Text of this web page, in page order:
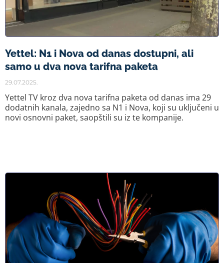
Yettel: N1 i Nova od danas dostupni, ali
samo u dva nova tarifna paketa
29.07.2025.
Yettel TV kroz dva nova tarifna paketa od danas ima 29
dodatnih kanala, zajedno sa N1 i Nova, koji su uključeni u
novi osnovni paket, saopštili su iz te kompanije.